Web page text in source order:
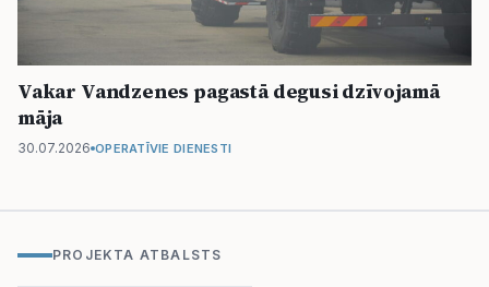
Vakar Vandzenes pagastā degusi dzīvojamā
māja
30.07.2026 OPERATĪVIE DIENESTI
PROJEKTA ATBALSTS